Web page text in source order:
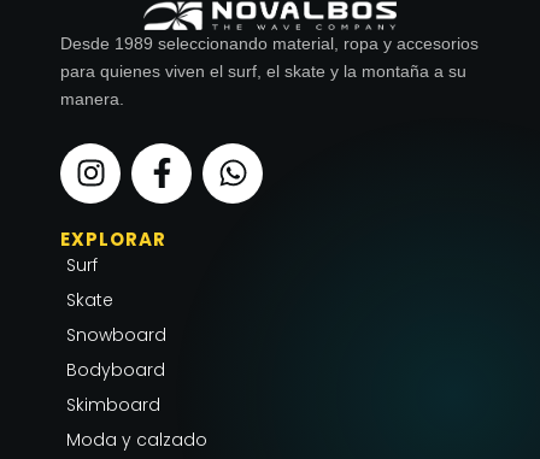
Desde 1989 seleccionando material, ropa y accesorios
para quienes viven el surf, el skate y la montaña a su
manera.
I
n
s
t
a
g
r
a
m
F
a
c
e
o
k
f
W
h
a
EXPLORAR
Surf
Skate
Snowboard
Bodyboard
Skimboard
Moda y calzado